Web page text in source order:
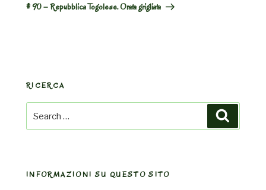
# 90 – Repubblica Togolese. Orata grigliata
RICERCA
Search
for:
INFORMAZIONI SU QUESTO SITO